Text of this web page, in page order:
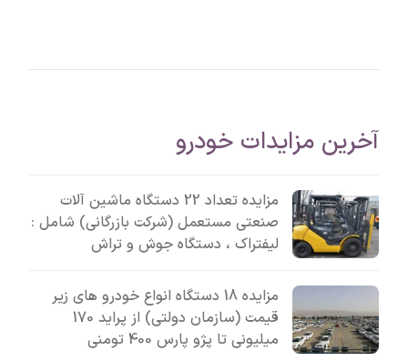
آخرین مزایدات خودرو
مزایده تعداد 22 دستگاه ماشین آلات
صنعتی مستعمل (شرکت بازرگانی) شامل :
لیفتراک ، دستگاه جوش و تراش
مزایده 18 دستگاه انواع خودرو های زیر
قیمت (سازمان دولتی) از پراید 170
میلیونی تا پژو پارس 400 تومنی